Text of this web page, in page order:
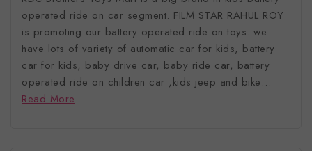
operated ride on car segment. FILM STAR RAHUL ROY
is promoting our battery operated ride on toys. we
have lots of variety of automatic car for kids, battery
car for kids, baby drive car, baby ride car, battery
operated ride on children car ,kids jeep and bike…
Read More